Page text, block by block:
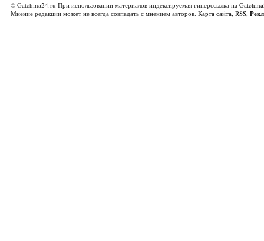
© Gatchina24.ru При использовании материалов индексируемая гиперссылка на
Мнение редакции может не всегда совпадать с мнением авторов. Карта сайта, RSS,